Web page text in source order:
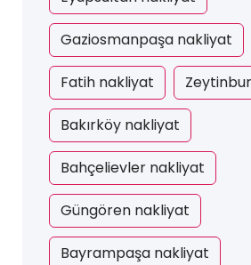
Gaziosmanpaşa nakliyat
Fatih nakliyat
Bakırköy nakliyat
Bahçelievler nakliyat
Güngören nakliyat
Bayrampaşa nakliyat